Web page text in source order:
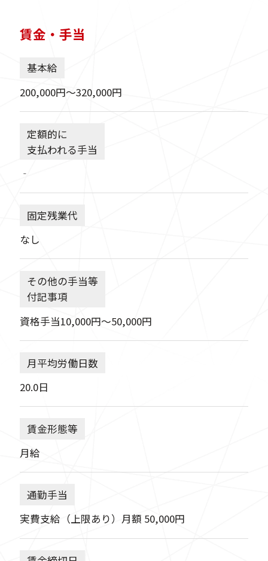
賃金・手当
基本給
200,000円〜320,000円
定額的に
支払われる手当
‐
固定残業代
なし
その他の手当等
付記事項
資格手当10,000円～50,000円
月平均労働日数
20.0日
賃金形態等
月給
通勤手当
実費支給（上限あり）月額 50,000円